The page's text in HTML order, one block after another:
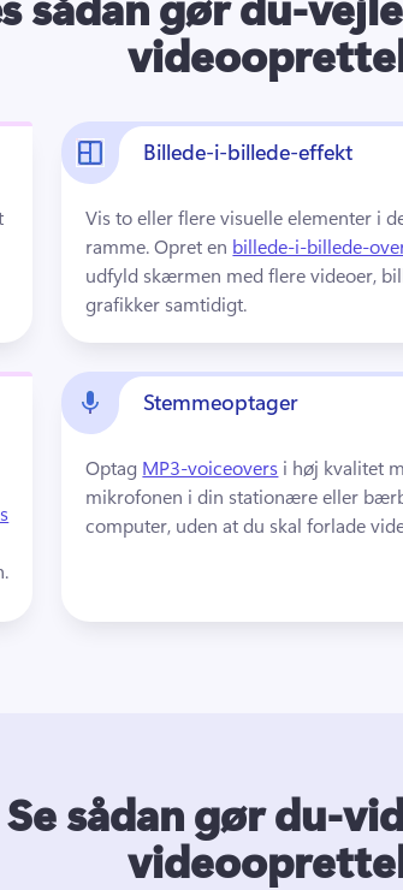
Billede-i-billede-effekt
Vis to eller flere visuelle elementer i
ramme. Opret en billede-i-billede-
udfyld skærmen med flere videoer,
grafikker samtidigt.
Stemmeoptager
Optag MP3-voiceovers i høj kvalitet
mikrofonen i din stationære eller
Se sådan gør du-